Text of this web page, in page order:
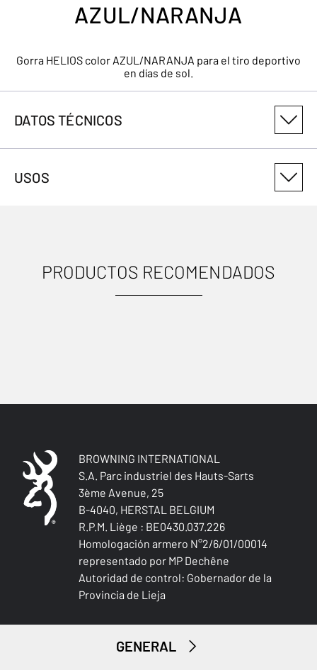
AZUL/NARANJA
Gorra HELIOS color AZUL/NARANJA para el tiro deportivo
en días de sol.
DATOS TÉCNICOS
30861799
USOS
USOS
Caza menor
PRODUCTOS RECOMENDADOS
BROWNING INTERNATIONAL
S.A. Parc industriel des Hauts-Sarts
3ème Avenue, 25
B-4040, HERSTAL BELGIUM
R.P.M. Liège : BE0430.037.226
Homologación armero N°2/6/01/00014
representado por MP Dechêne
Autoridad de control: Gobernador de la
Provincia de Lieja
GENERAL